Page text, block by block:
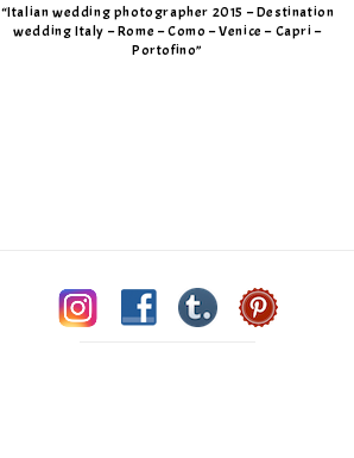
“Italian wedding photographer 2015 – Destination
wedding Italy – Rome – Como – Venice – Capri –
Portofino”